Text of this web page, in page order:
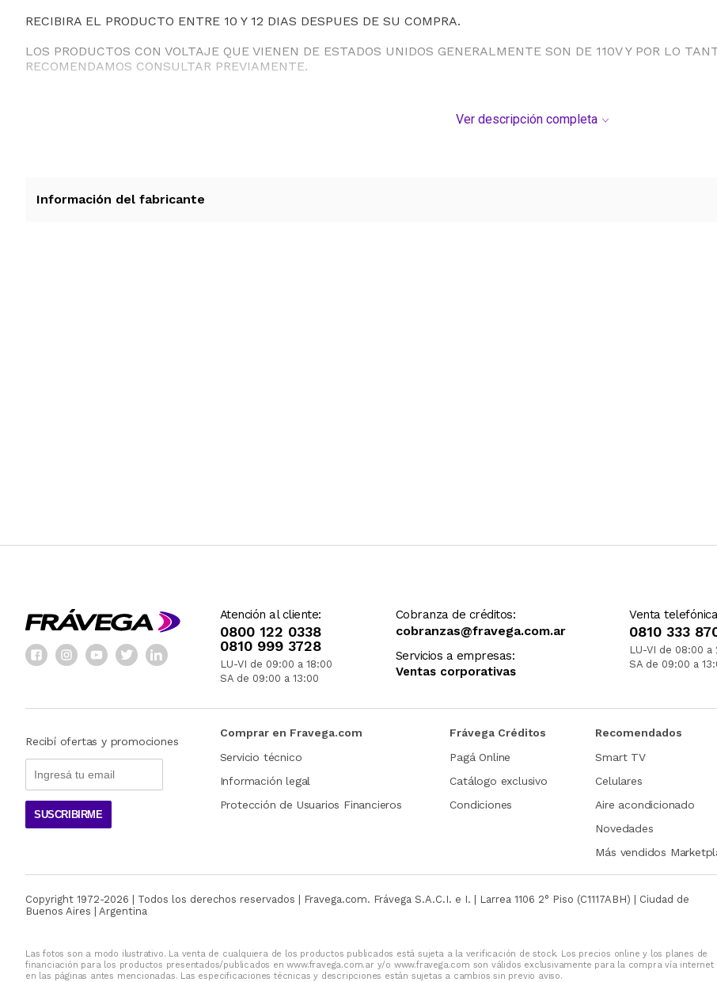
RECIBIRA EL PRODUCTO ENTRE 10 Y 12 DIAS DESPUES DE SU COMPRA.
LOS PRODUCTOS CON VOLTAJE QUE VIENEN DE ESTADOS UNIDOS GENERALMENTE SON DE 110V Y POR LO
RECOMENDAMOS CONSULTAR PREVIAMENTE.
Ver descripción completa
Información del fabricante
Atención al cliente:
0800 122 0338
0810 999 3728
LU-VI de 09:00 a 18:00
SA de 09:00 a 13:00
Cobranza de créditos:
cobranzas@fravega.com.ar
Servicios a empresas:
Ventas corporativas
Venta
0810 333
LU-VI de 08:00 a
SA de 09:00 a
Recibí ofertas y promociones
SUSCRIBIRME
Comprar en Fravega.com
Servicio técnico
Información legal
Protección de Usuarios Financieros
Frávega Créditos
Pagá Online
Catálogo exclusivo
Condiciones
Recomendados
Smart TV
Celulares
Aire acondicionado
Novedades
Más vendidos
Copyright 1972-2026 | Todos los derechos reservados | Fravega.com. Frávega S.A.C.I. e I. | Larrea 1106 2° Piso (C1117ABH) | Ciudad de
Buenos Aires | Argentina
Las fotos son a modo ilustrativo. La venta de cualquiera de los productos publicados está sujeta a la verificación de stock. Los precios online y los planes de
financiación para los productos presentados/publicados en www.fravega.com.ar y/o www.fravega.com son válidos exclusivamente para la compra vía internet
en las páginas antes mencionadas. Las especificaciones técnicas y descripciones están sujetas a cambios sin previo aviso.